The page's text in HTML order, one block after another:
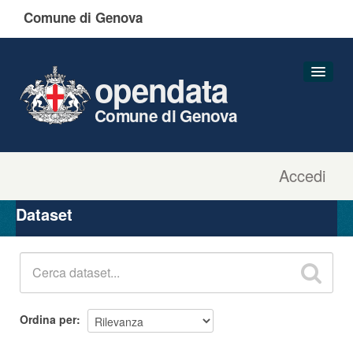
Comune di Genova
Accedi
opendata
Comune di Genova
Organizzazioni
Gruppi
Dataset
Ordina per